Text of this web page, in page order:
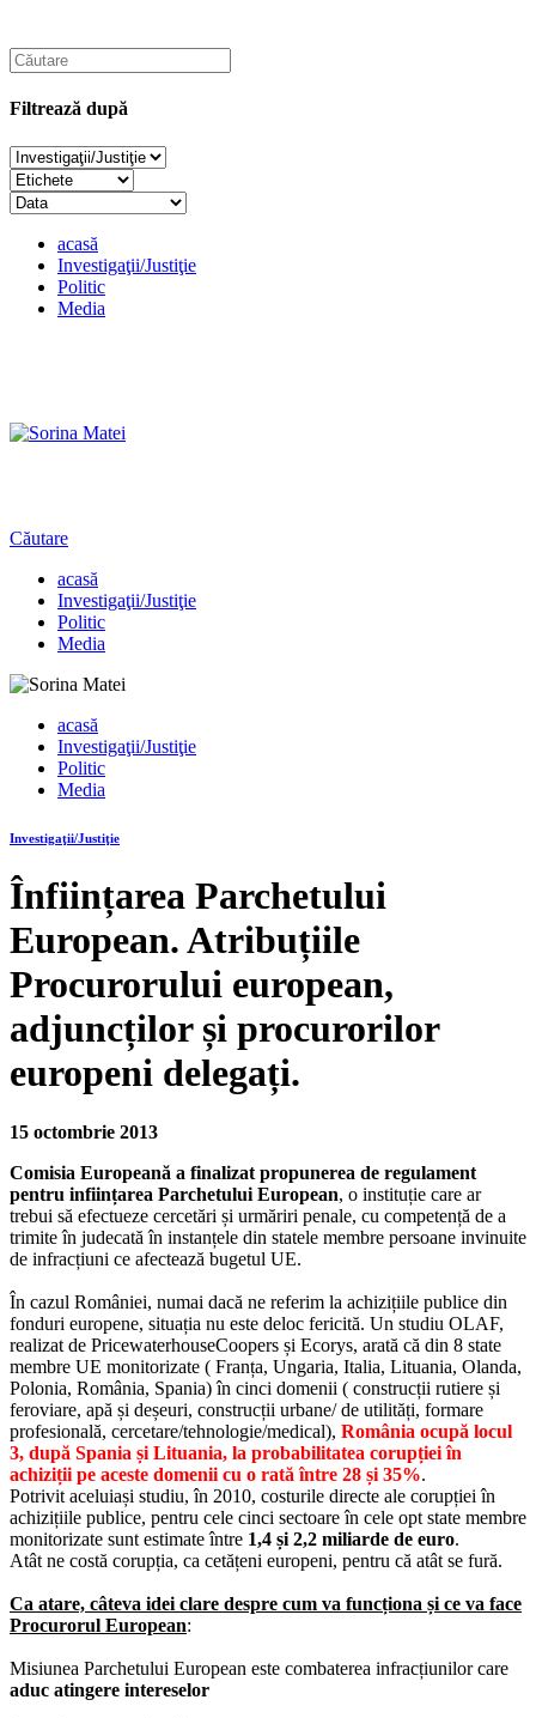
Filtrează după
acasă
Investigaţii/Justiţie
Politic
Media
Căutare
acasă
Investigaţii/Justiţie
Politic
Media
acasă
Investigaţii/Justiţie
Politic
Media
Investigaţii/Justiţie
Înființarea Parchetului
European. Atribuțiile
Procurorului european,
adjuncților și procurorilor
europeni delegați.
15 octombrie 2013
Comisia Europeană a finalizat propunerea de regulament
pentru inființarea Parchetului European, o instituție care ar
trebui să efectueze cercetări și urmăriri penale, cu competență de a
trimite în judecată în instanțele din statele membre persoane invinuite
de infracțiuni ce afectează bugetul UE.
În cazul României, numai dacă ne referim la achizițiile publice din
fonduri europene, situația nu este deloc fericită. Un studiu OLAF,
realizat de PricewaterhouseCoopers și Ecorys, arată că din 8 state
membre UE monitorizate ( Franța, Ungaria, Italia, Lituania, Olanda,
Polonia, România, Spania) în cinci domenii ( construcții rutiere și
feroviare, apă și deșeuri, construcții urbane/ de utilități, formare
profesională, cercetare/tehnologie/medical), România ocupă locul
3, după Spania și Lituania, la probabilitatea corupției în
achiziții pe aceste domenii cu o rată între 28 și 35%.
Potrivit aceluiași studiu, în 2010, costurile directe ale corupției în
achizițiile publice, pentru cele cinci sectoare în cele opt state membre
monitorizate sunt estimate între 1,4 și 2,2 miliarde de euro.
Atât ne costă corupția, ca cetățeni europeni, pentru că atât se fură.
Ca atare, câteva idei clare despre cum va funcționa și ce va face
Procurorul European:
Misiunea Parchetului European este combaterea infracțiunilor care
aduc atingere intereselor